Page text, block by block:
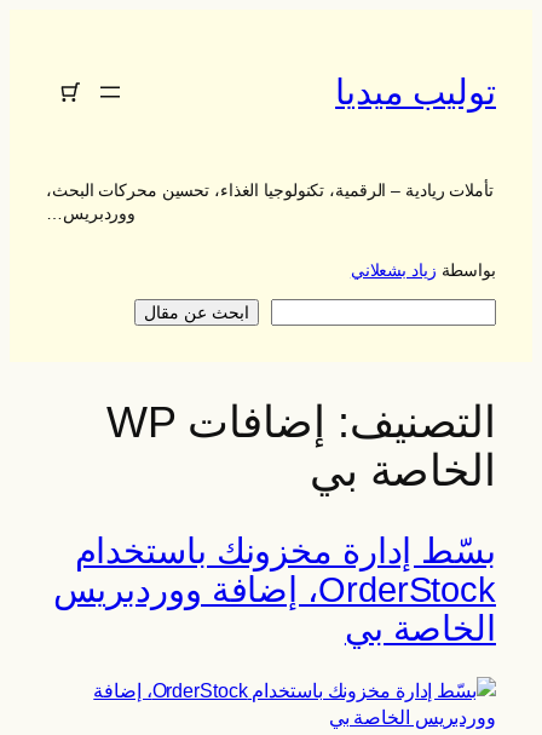
توليب ميديا
تأملات ريادية – الرقمية، تكنولوجيا الغذاء، تحسين محركات البحث،
ووردبريس…
بواسطة زياد بشعلاني
ابحث عن مقال
التصنيف:
إضافات WP
الخاصة بي
بسّط إدارة مخزونك باستخدام
OrderStock، إضافة ووردبريس
الخاصة بي